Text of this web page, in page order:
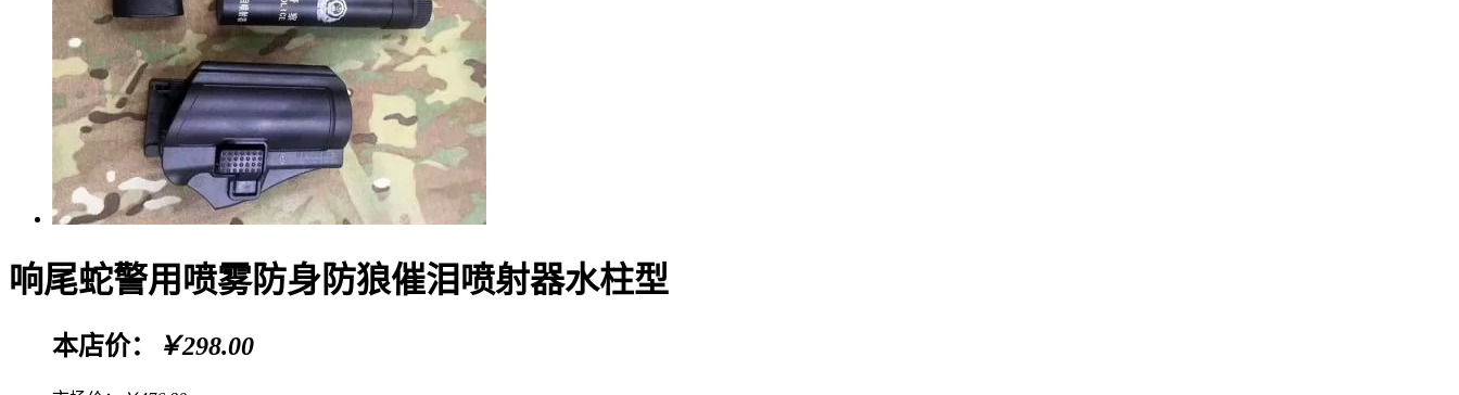
响尾蛇警用喷雾防身防狼催泪喷射器水柱型
本店价： ￥298.00